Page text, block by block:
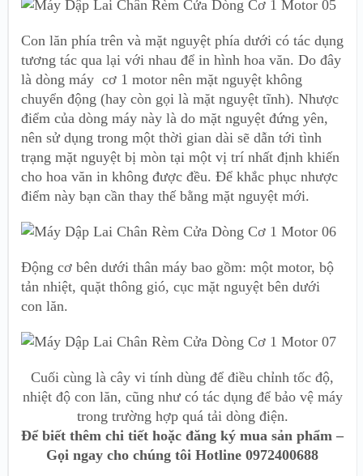
Con lăn phía trên và mặt nguyệt phía dưới có tác dụng
tương tác qua lại với nhau để in hình hoa văn. Do đây
là dòng máy cơ 1 motor nên mặt nguyệt không
chuyển động (hay còn gọi là mặt nguyệt tĩnh). Nhược
điểm của dòng máy này là do mặt nguyệt đứng yên,
nên sử dụng trong một thời gian dài sẽ dẫn tới tình
trạng mặt nguyệt bị mòn tại một vị trí nhất định khiến
cho hoa văn in không được đều. Để khắc phục nhược
điểm này bạn cần thay thế bằng mặt nguyệt mới.
Động cơ bên dưới thân máy bao gồm: một motor, bộ
tản nhiệt, quặt thông gió, cục mặt nguyệt bên dưới
con lăn.
Cuối cùng là cây vi tính dùng để điều chỉnh tốc độ,
nhiệt độ con lăn, cũng như có tác dụng để bảo vệ máy
trong trường hợp quá tải dòng điện.
Để biết thêm chi tiết hoặc đăng ký mua sản phẩm –
Gọi ngay cho chúng tôi Hotline 0972400688